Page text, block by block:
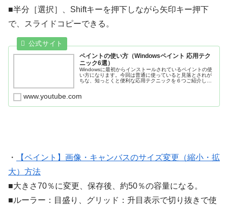
■半分［選択］、Shiftキーを押下しながら矢印キー押下
で、スライドコピーできる。
ペイントの使い方（Windowsペイント 応用テク
ニック6選）
Windowsに最初からインストールされているペイントの使
い方になります。今回は普通に使っていると見落とされが
ちな、知っとくと便利な応用テクニックを６つご紹介しま
www.youtube.com
・
【ペイント】画像・キャンバスのサイズ変更（縮小・拡
大）方法
■大きさ70％に変更、保存後、約50％の容量になる。
■ルーラー：目盛り、グリッド：升目表示で切り抜きで使